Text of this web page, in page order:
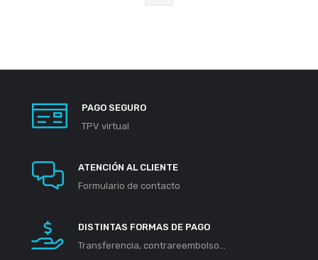
PAGO SEGURO
TPV virtual
ATENCIÓN AL CLIENTE
Formulario de contacto
DISTINTAS FORMAS DE PAGO
Transferencia, contrareembolso...